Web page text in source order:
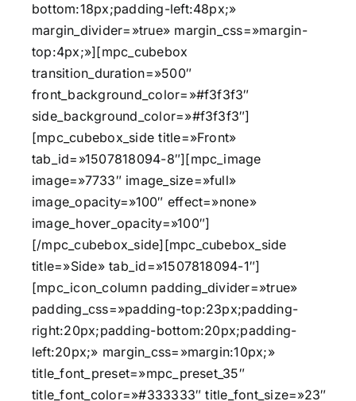
bottom:18px;padding-left:48px;»
margin_divider=»true» margin_css=»margin-
top:4px;»][mpc_cubebox
transition_duration=»500″
front_background_color=»#f3f3f3″
side_background_color=»#f3f3f3″]
[mpc_cubebox_side title=»Front»
tab_id=»1507818094-8″][mpc_image
image=»7733″ image_size=»full»
image_opacity=»100″ effect=»none»
image_hover_opacity=»100″]
[/mpc_cubebox_side][mpc_cubebox_side
title=»Side» tab_id=»1507818094-1″]
[mpc_icon_column padding_divider=»true»
padding_css=»padding-top:23px;padding-
right:20px;padding-bottom:20px;padding-
left:20px;» margin_css=»margin:10px;»
title_font_preset=»mpc_preset_35″
title_font_color=»#333333″ title_font_size=»23″